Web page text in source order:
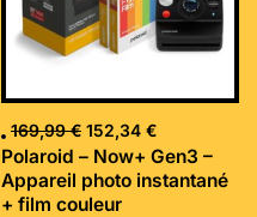
169,99€ 152,34 €
Polaroid – Now+ Gen3 –
Appareil photo instantané
+ film couleur